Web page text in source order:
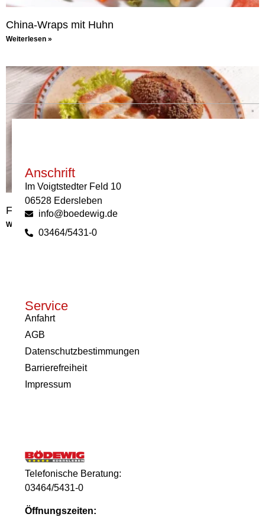
China-Wraps mit Huhn
Weiterlesen »
Fitness-Teller mit Hühnerbrust
Weiterlesen »
Telefonische Beratung:
03464/5431-0
Öffnungszeiten:
Service
Anfahrt
AGB
Datenschutzbestimmungen
Barrierefreiheit
Impressum
Anschrift
Im Voigtstedter Feld 10
06528 Edersleben
info@boedewig.de
03464/5431-0